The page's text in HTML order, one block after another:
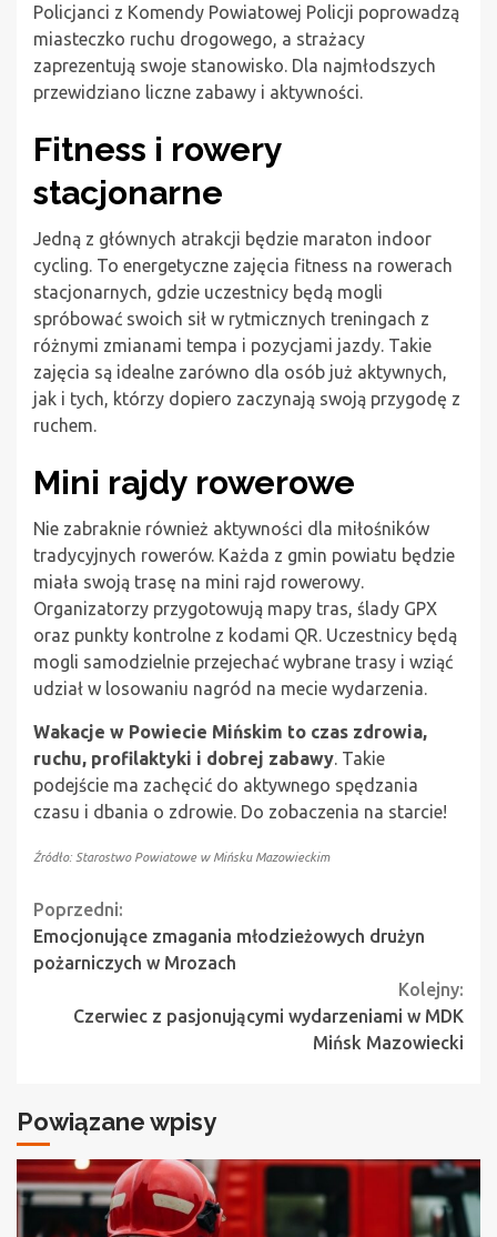
Policjanci z Komendy Powiatowej Policji poprowadzą
miasteczko ruchu drogowego, a strażacy
zaprezentują swoje stanowisko. Dla najmłodszych
przewidziano liczne zabawy i aktywności.
Fitness i rowery
stacjonarne
Jedną z głównych atrakcji będzie maraton indoor
cycling. To energetyczne zajęcia fitness na rowerach
stacjonarnych, gdzie uczestnicy będą mogli
spróbować swoich sił w rytmicznych treningach z
różnymi zmianami tempa i pozycjami jazdy. Takie
zajęcia są idealne zarówno dla osób już aktywnych,
jak i tych, którzy dopiero zaczynają swoją przygodę z
ruchem.
Mini rajdy rowerowe
Nie zabraknie również aktywności dla miłośników
tradycyjnych rowerów. Każda z gmin powiatu będzie
miała swoją trasę na mini rajd rowerowy.
Organizatorzy przygotowują mapy tras, ślady GPX
oraz punkty kontrolne z kodami QR. Uczestnicy będą
mogli samodzielnie przejechać wybrane trasy i wziąć
udział w losowaniu nagród na mecie wydarzenia.
Wakacje w Powiecie Mińskim to czas zdrowia,
ruchu, profilaktyki i dobrej zabawy. Takie
podejście ma zachęcić do aktywnego spędzania
czasu i dbania o zdrowie. Do zobaczenia na starcie!
Źródło: Starostwo Powiatowe w Mińsku Mazowieckim
Continue
Reading
Poprzedni:
Emocjonujące zmagania młodzieżowych drużyn
pożarniczych w Mrozach
Kolejny:
Czerwiec z pasjonującymi wydarzeniami w MDK
Mińsk Mazowiecki
Powiązane wpisy